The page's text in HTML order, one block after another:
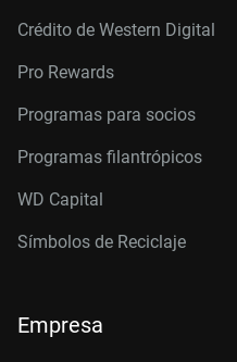
Crédito de Western Digital
Pro Rewards
Programas para socios
Programas filantrópicos
WD Capital
Símbolos de Reciclaje
Empresa